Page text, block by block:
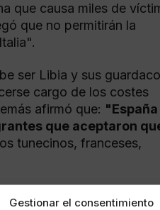
Gestionar el consentimiento
que causa miles de
que no permitirán la
ser Libia y sus
cargo de los costes
afirmó que:
que aceptaron
tunecinos, franceses,